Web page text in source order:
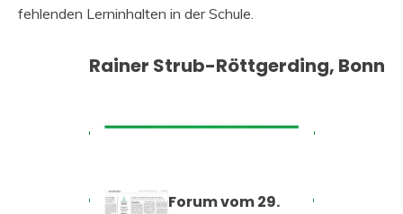
fehlenden Lerninhalten in der Schule.
Rainer Strub-Röttgerding, Bonn
Forum vom 29.